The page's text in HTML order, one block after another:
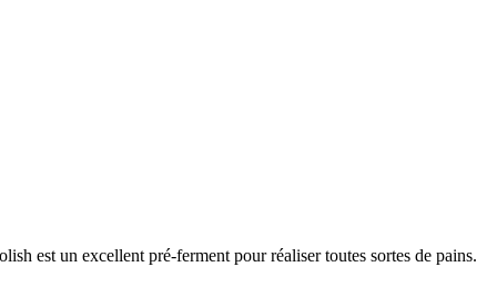
est un excellent pré-ferment pour réaliser toutes sortes de pains.